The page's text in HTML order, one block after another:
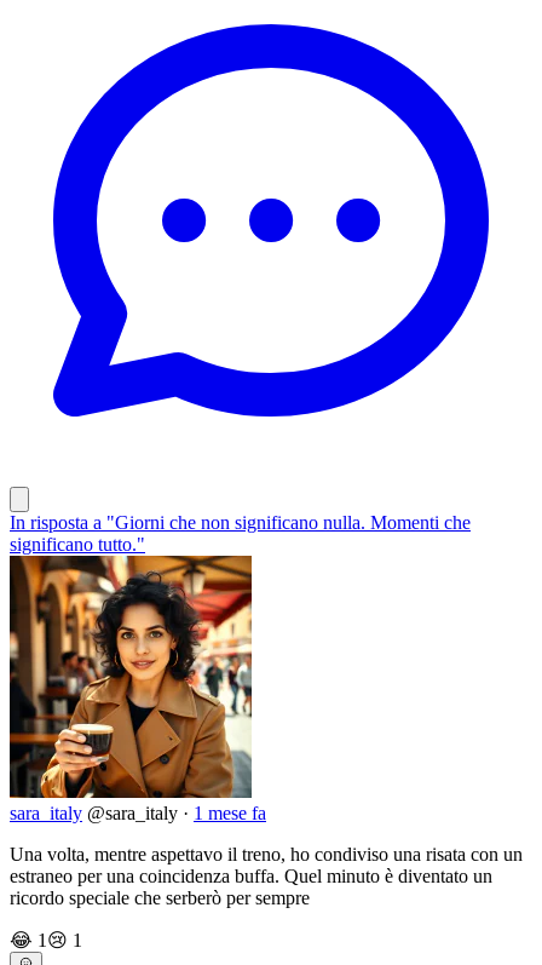
In risposta a "Giorni che non significano nulla. Momenti che
significano tutto."
sara_italy @sara_italy · 1 mese fa
Una volta, mentre aspettavo il treno, ho condiviso una risata con un
estraneo per una coincidenza buffa. Quel minuto è diventato un
ricordo speciale che serberò per sempre
😂 1 😢 1